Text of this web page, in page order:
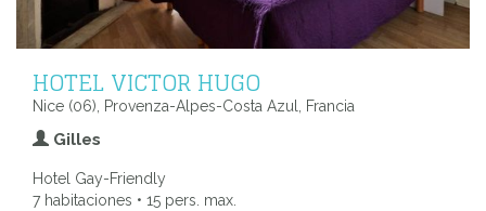
HOTEL VICTOR HUGO
Nice (06), Provenza-Alpes-Costa Azul, Francia
Gilles
Hotel Gay-Friendly
7 habitaciones • 15 pers. max.